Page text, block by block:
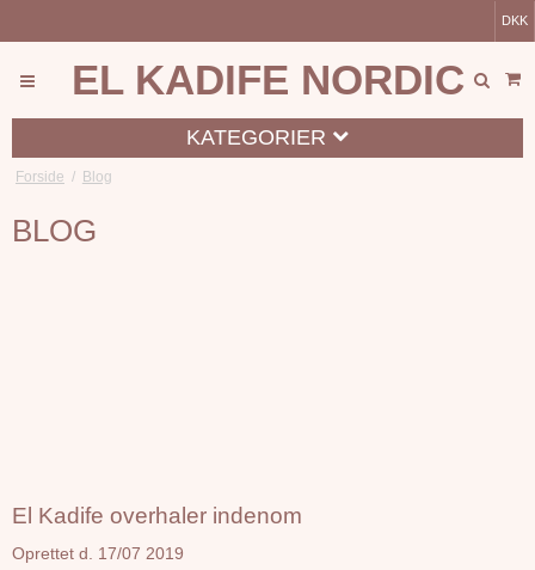
DKK
EL KADIFE NORDIC
KATEGORIER
Forside / Blog
BLOG
El Kadife overhaler indenom
Oprettet d. 17/07 2019